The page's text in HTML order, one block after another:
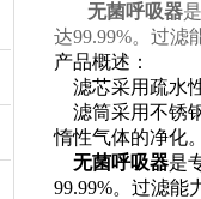
无菌呼吸器
达99.99%。过滤
产品概述：
滤芯采用疏水
滤筒采用不锈
惰性气体的净化
无菌呼吸器是
99.99%。过滤能